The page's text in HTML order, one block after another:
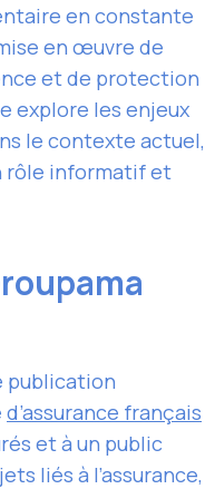
en constante
en œuvre de
et de protection
explore les enjeux
le contexte actuel,
rôle informatif et
publication
d’assurance français
et à un public
liés à l’assurance,